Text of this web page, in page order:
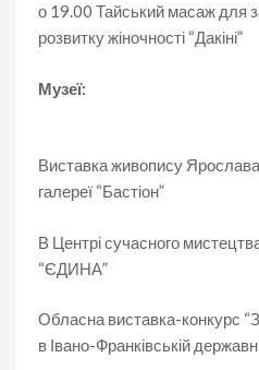
о 19.00 Тайський масаж для
розвитку жіночності “Дакіні”
Музеї:
Виставка живопису
галереї “Бастіон”
В Центрі сучасного
“ЄДИНА”
Обласна виставка-конкурс
в Івано-Франківській